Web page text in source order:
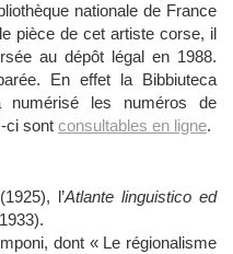
nationale de France
pièce de cet artiste corse, il
au dépôt légal en 1988.
En effet la Bibbiuteca
les numéros de
ci sont consultables en ligne.
(1925), l’Atlante linguistico ed
dont « Le régionalisme